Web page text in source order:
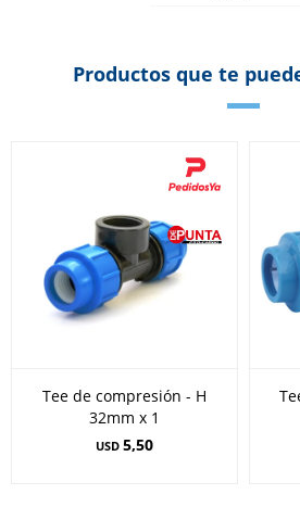
Productos que te
Tee de compresión - H
32mm x 1
USD 5,50